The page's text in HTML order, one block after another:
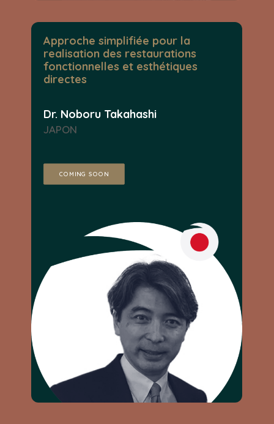
Approche simplifiée pour la
realisation des restaurations
fonctionnelles et esthétiques
directes
Dr. Noboru Takahashi
JAPON
COMING SOON